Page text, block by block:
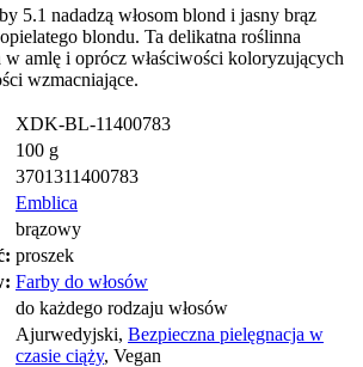
5.1 nadadzą włosom blond i jasny brąz
blondu. Ta delikatna roślinna
w amlę i oprócz właściwości koloryzujących
wzmacniające.
XDK-BL-11400783
100 g
3701311400783
Emblica
brązowy
proszek
Farby do włosów
do każdego rodzaju włosów
Ajurwedyjski, Bezpieczna pielęgnacja w
czasie ciąży, Vegan